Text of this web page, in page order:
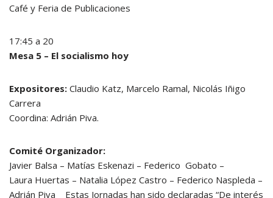
Café y Feria de Publicaciones
17:45 a 20
Mesa 5 – El socialismo hoy
Expositores: Claudio Katz, Marcelo Ramal, Nicolás Iñigo
Carrera
Coordina: Adrián Piva.
Comité Organizador:
Javier Balsa – Matías Eskenazi – Federico Gobato –
Laura Huertas – Natalia López Castro – Federico Naspleda –
Adrián Piva Estas Jornadas han sido declaradas “De interés